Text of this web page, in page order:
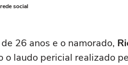
social
de 26 anos e o namorado,
o laudo pericial realizado